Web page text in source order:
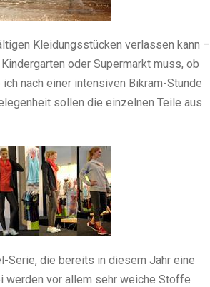
Kleidungsstücken verlassen kann –
oder Supermarkt muss, ob
nach einer intensiven Bikram-Stunde
sollen die einzelnen Teile aus
Serie, die bereits in diesem Jahr eine
werden vor allem sehr weiche Stoffe